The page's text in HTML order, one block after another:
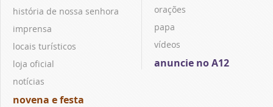
história de nossa senhora
imprensa
locais turísticos
loja oficial
notícias
novena e festa
orações
papa
vídeos
anuncie no A12